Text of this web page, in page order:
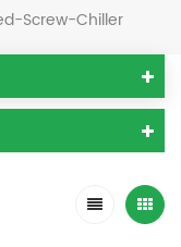
Screw-Chiller